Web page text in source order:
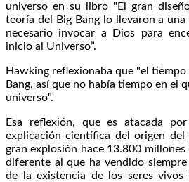
universo en su libro "El gran
teoría del Big Bang lo llevaron a
necesario invocar a Dios para
inicio al Universo”.
Hawking reflexionaba que "el
Bang, así que no había tiempo en el
universo".
Esa reflexión, que es atacada
explicación científica del origen del
gran explosión hace 13.800
diferente al que ha vendido
de la existencia de los seres vivos